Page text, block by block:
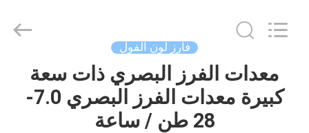
الصفحة
الرئيسية
Technology
فارز لون الفول
معدات الفرز البصري ذات سعة
كبيرة معدات الفرز البصري 7.0-
28 طن / ساعة